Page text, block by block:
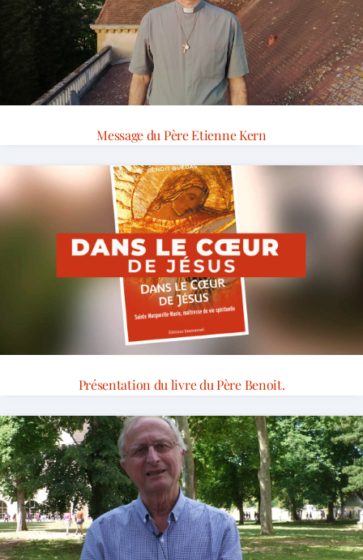
Message du Père Etienne Kern
Présentation du livre du Père Benoit.